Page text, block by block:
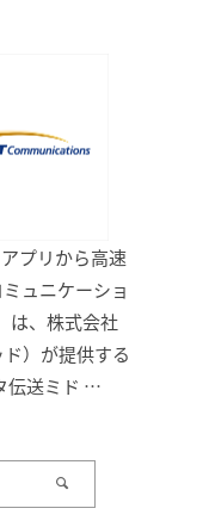
プリから高速
ュニケーショ
は、株式会社
）が提供する
伝送ミド …